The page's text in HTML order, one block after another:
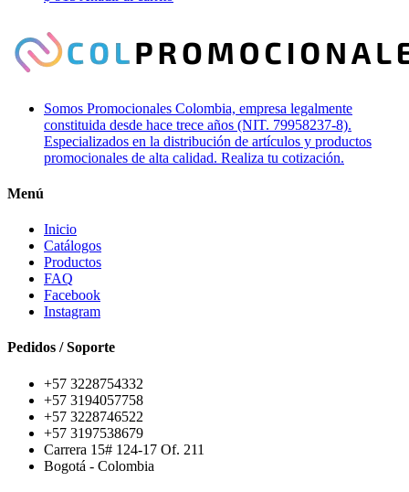
Somos Promocionales Colombia, empresa legalmente
constituida desde hace trece años (NIT. 79958237-8).
Especializados en la distribución de artículos y productos
promocionales de alta calidad. Realiza tu cotización.
Menú
Inicio
Catálogos
Productos
FAQ
Facebook
Instagram
Pedidos / Soporte
+57 3228754332
+57 3194057758
+57 3228746522
+57 3197538679
Carrera 15# 124-17 Of. 211
Bogotá - Colombia